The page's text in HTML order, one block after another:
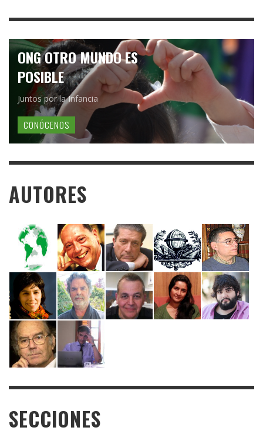
ONG OTRO MUNDO ES
POSIBLE
Juntos por la Infancia
CONÓCENOS
AUTORES
SECCIONES